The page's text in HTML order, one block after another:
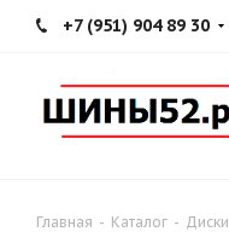
+7 (951) 904 89 30
Главная - Каталог - Диски